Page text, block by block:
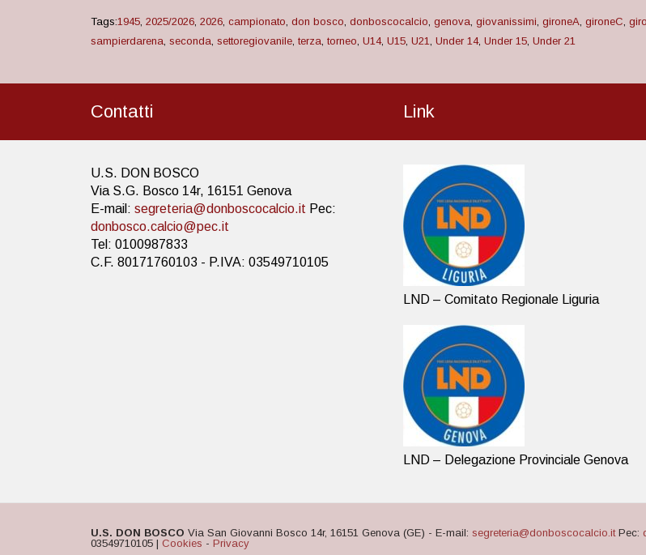
Tags:1945 2025/2026 2026 campionato don bosco donboscocalcio genova giovanissimi gironeA gironeC
sampierdarena seconda settoregiovanile terza torneo U14, U15 U21 Under 14, Under 15 Under 21
Contatti
U.S. DON BOSCO
Via S.G. Bosco 14r, 16151 Genova
E-mail: segreteria@donboscocalcio.it Pec:
donbosco.calcio@pec.it
Tel: 0100987833
C.F. 80171760103 - P.IVA: 03549710105
Link
LND – Comitato Regionale Liguria
LND – Delegazione Provinciale Genova
U.S. DON BOSCO Via San Giovanni Bosco 14r, 16151 Genova (GE) - E-mail: segreteria@donboscocalcio.itPec:
03549710105 | Cookies - Privacy